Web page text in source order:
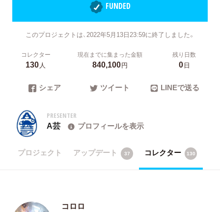
FUNDED
このプロジェクトは、2022年5月13日23:59に終了しました。
コレクター
130人
現在までに集まった金額
840,100円
残り日数
0日
シェア ツイート LINEで送る
PRESENTER
A芸 プロフィールを表示
プロジェクト アップデート 37 コレクター 130
コロロ